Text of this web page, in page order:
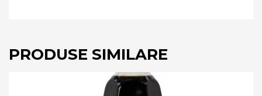
PRODUSE SIMILARE